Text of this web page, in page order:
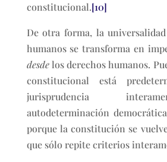
constitucional.[10]
De otra forma, la
humanos se transforma en
desdelos derechos humanos.
constitucional está
jurisprudencia
autodeterminación
porque la constitución se
que sólo repite criterios